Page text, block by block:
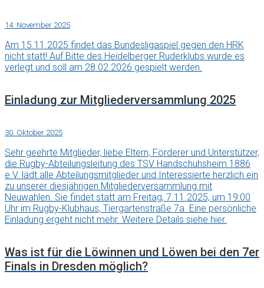
14. November 2025
Am 15.11.2025 findet das Bundesligaspiel gegen den HRK
nicht statt! Auf Bitte des Heidelberger Ruderklubs wurde es
verlegt und soll am 28.02.2026 gespielt werden.
Einladung zur Mitgliederversammlung 2025
30. Oktober 2025
Sehr geehrte Mitglieder, liebe Eltern, Förderer und Unterstützer,
die Rugby-Abteilungsleitung des TSV Handschuhsheim 1886
e.V. lädt alle Abteilungsmitglieder und Interessierte herzlich ein
zu unserer diesjährigen Mitgliederversammlung mit
Neuwahlen. Sie findet statt am Freitag, 7.11.2025, um 19:00
Uhr im Rugby-Klubhaus, Tiergartenstraße 7a. Eine persönliche
Einladung ergeht nicht mehr. Weitere Details siehe hier.
Was ist für die Löwinnen und Löwen bei den 7er
Finals in Dresden möglich?